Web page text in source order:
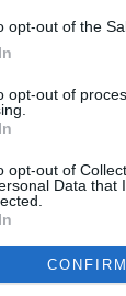
opt-out of the
opt-out of
opt-out of
Data that
CONFIRM
"medidas
por la crisis en
contra las
crisis de Ceuta